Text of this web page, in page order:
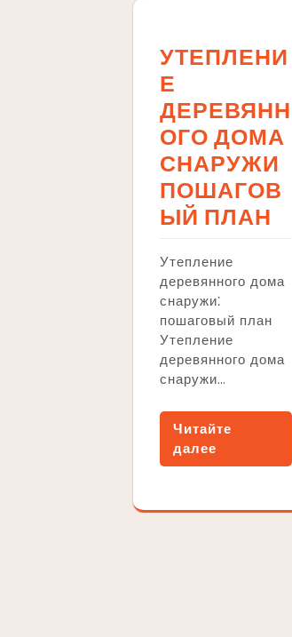
УТЕПЛЕНИ
Е
ДЕРЕВЯНН
ОГО ДОМА
СНАРУЖИ
ПОШАГОВ
ЫЙ ПЛАН
Утепление
деревянного дома
снаружи⁚
пошаговый план
Утепление
деревянного дома
снаружи…
Читайте
далее